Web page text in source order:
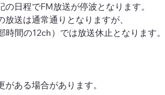
日程でFM放送が停波となります。
送は通常通りとなりますが、
間の12ch）では放送休止となります。
ある場合があります。